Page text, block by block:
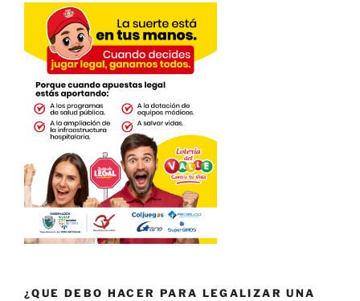
¿QUE DEBO HACER PARA LEGALIZAR UNA